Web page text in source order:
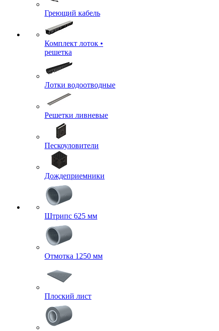
Греющий кабель
Комплект лоток •
решетка
Лотки водоотводные
Решетки ливневые
Пескоуловители
Дождеприемники
Штрипс 625 мм
Отмотка 1250 мм
Плоский лист